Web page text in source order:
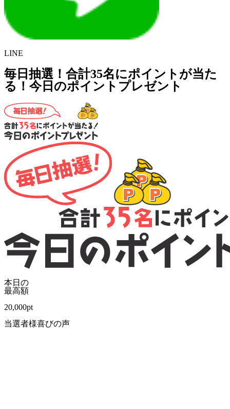
LINE
毎日抽選！合計35名にポイントが当た
る！今日のポイントプレゼント
本日の
最高額
20,000pt
当選者様喜びの声